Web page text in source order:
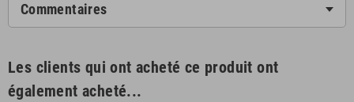
Commentaires
Les clients qui ont acheté ce produit ont
également acheté...